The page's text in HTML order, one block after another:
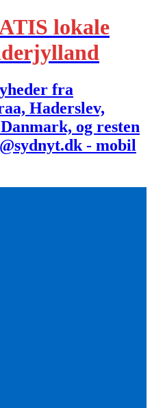
lokale
fra
Haderslev,
og resten
- mobil